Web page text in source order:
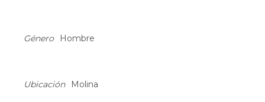
Género
Hombre
Ubicación Molina